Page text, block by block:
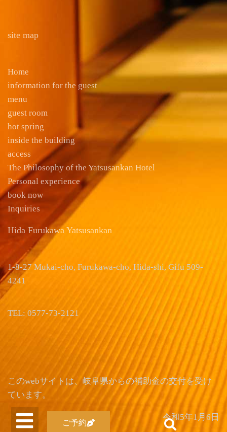
ご予約
site map
Home
information for the guest
menu
guest room
hot spring
inside the building
access
The Philosophy of the Yatsusankan Hotel
Personal experience
book now
Inquiries
Hida Furukawa Yatsusankan
1-8-27 Mukai-cho, Furukawa-cho, Hida-shi, Gifu 509-
4241
TEL: 0577-73-2121
このwebサイトは、岐阜県からの補助金の交付を受け
ています。
令和5年1月6日